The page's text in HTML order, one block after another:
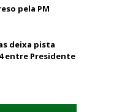
pela PM
deixa pista
entre Presidente